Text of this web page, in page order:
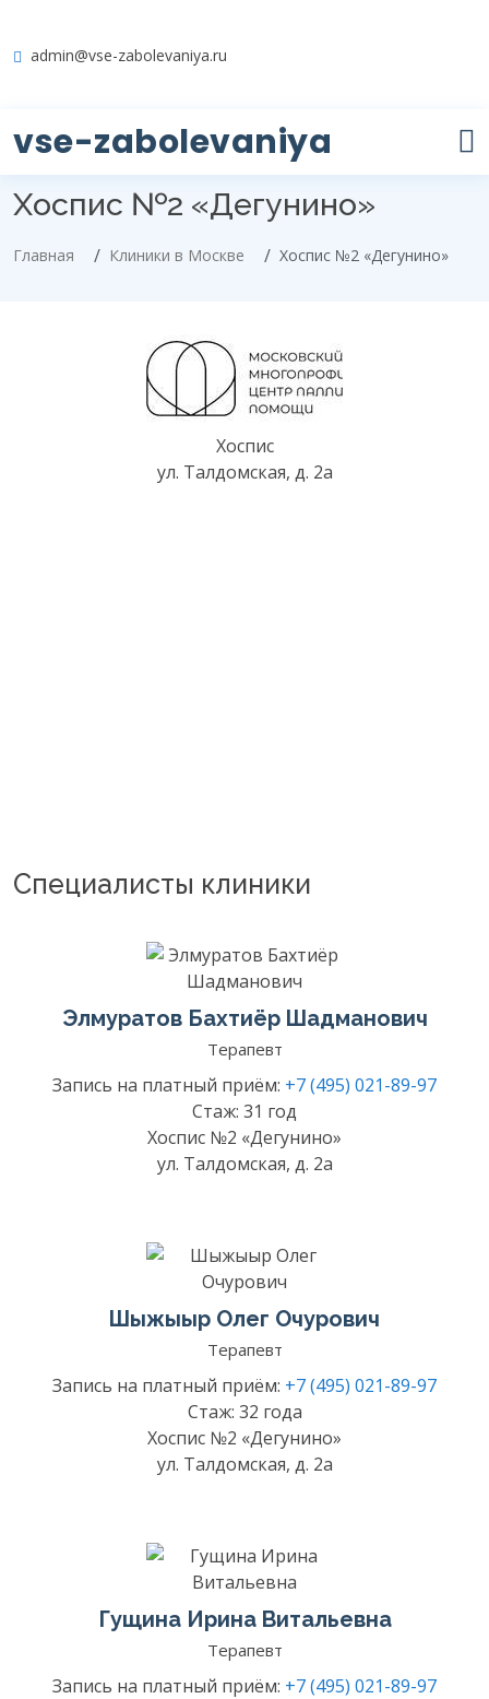
admin@vse-zabolevaniya.ru
vse-zabolevaniya
Хоспис №2 «Дегунино»
Главная Клиники в Москве Хоспис №2 «Дегунино»
Хоспис
ул. Талдомская, д. 2а
Специалисты клиники
Элмуратов Бахтиёр Шадманович
Терапевт
Запись на платный приём: +7 (495) 021-89-97
Стаж: 31 год
Хоспис №2 «Дегунино»
ул. Талдомская, д. 2а
Шыжыыр Олег Очурович
Терапевт
Запись на платный приём: +7 (495) 021-89-97
Стаж: 32 года
Хоспис №2 «Дегунино»
ул. Талдомская, д. 2а
Гущина Ирина Витальевна
Терапевт
Запись на платный приём: +7 (495) 021-89-97